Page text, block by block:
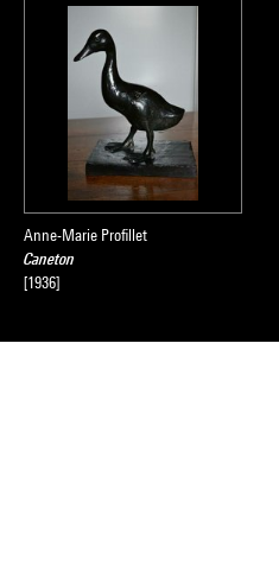
Anne-Marie Profillet
Caneton
[1936]